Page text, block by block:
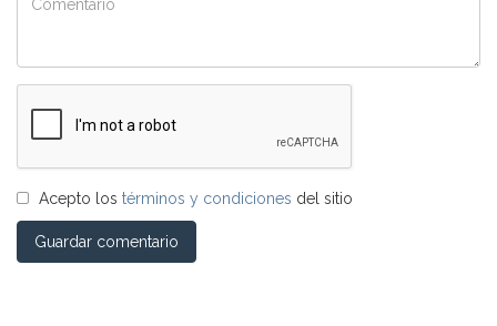
Acepto los términos y condiciones del sitio
Guardar comentario